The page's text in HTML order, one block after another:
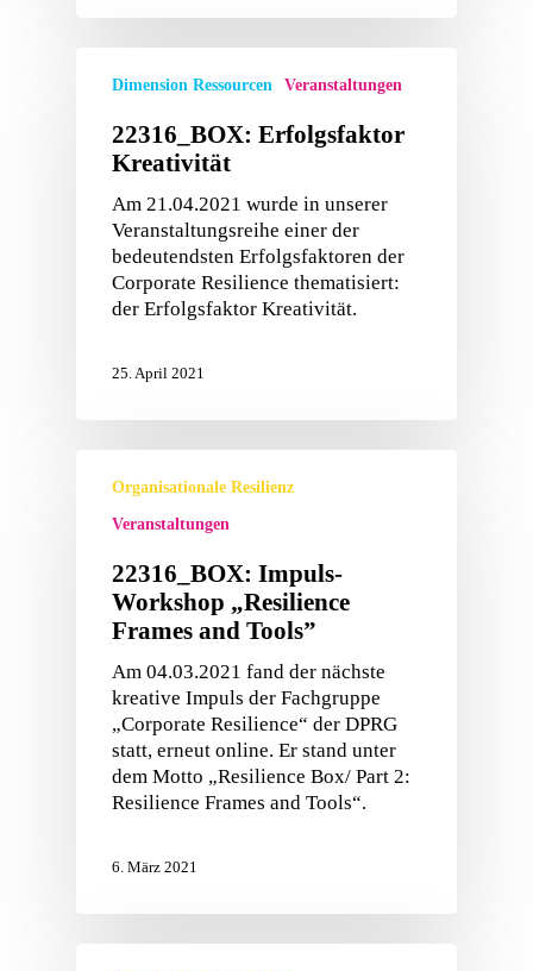
Dimension Ressourcen Veranstaltungen
22316_BOX: Erfolgsfaktor
Kreativität
Am 21.04.2021 wurde in unserer
Veranstaltungsreihe einer der
bedeutendsten Erfolgsfaktoren der
Corporate Resilience thematisiert:
der Erfolgsfaktor Kreativität.
25. April 2021
Organisationale Resilienz
Veranstaltungen
22316_BOX: Impuls-
Workshop „Resilience
Frames and Tools”
Am 04.03.2021 fand der nächste
kreative Impuls der Fachgruppe
„Corporate Resilience“ der DPRG
statt, erneut online. Er stand unter
dem Motto „Resilience Box/ Part 2:
Resilience Frames and Tools“.
6. März 2021